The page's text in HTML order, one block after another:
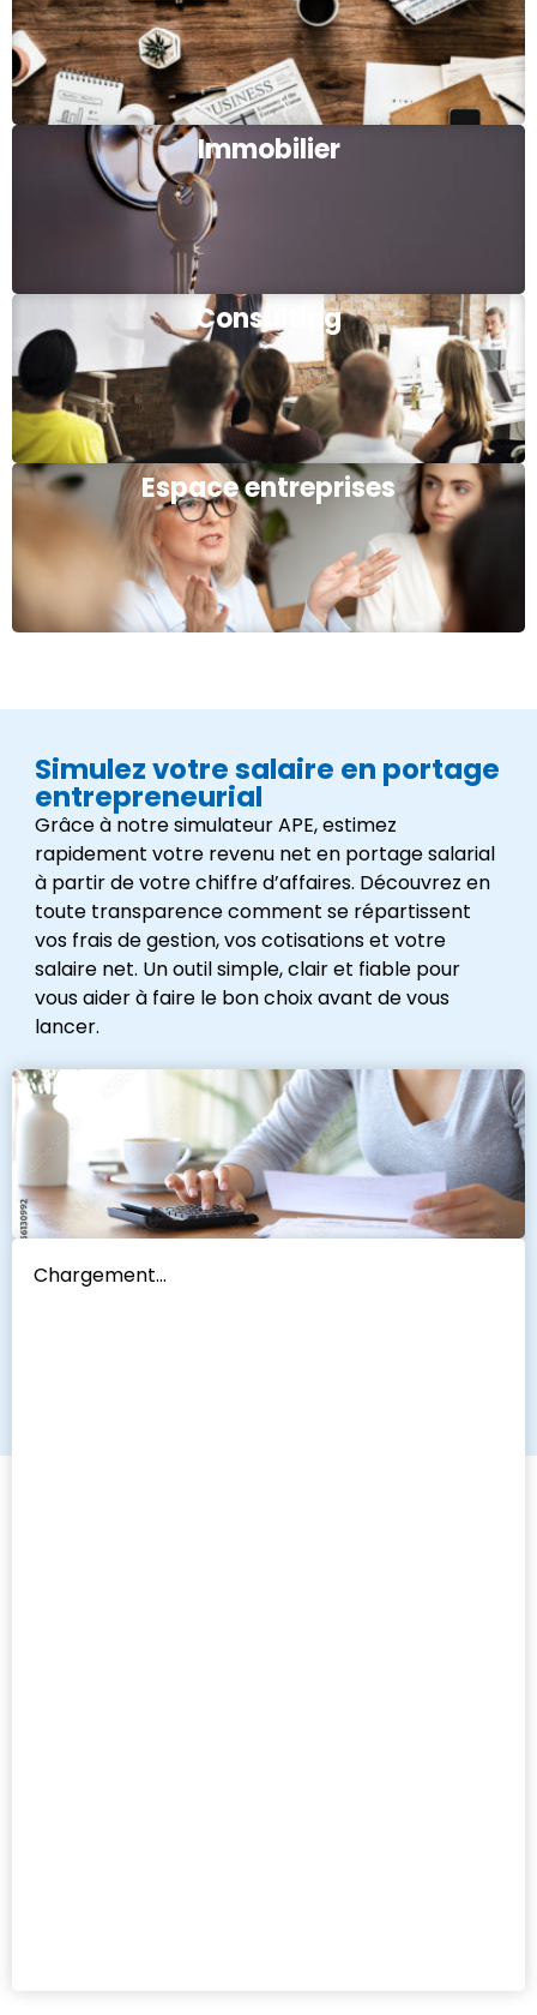
Immobilier
Consulting
Espace entreprises
Simulez votre salaire en portage
entrepreneurial
Grâce à notre simulateur APE, estimez
rapidement votre revenu net en portage salarial
à partir de votre chiffre d’affaires. Découvrez en
toute transparence comment se répartissent
vos frais de gestion, vos cotisations et votre
salaire net. Un outil simple, clair et fiable pour
vous aider à faire le bon choix avant de vous
lancer.